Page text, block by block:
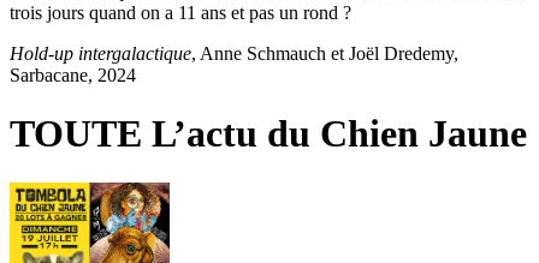
trois jours quand on a 11 ans et pas un rond ?
Hold-up intergalactique, Anne Schmauch et Joël Dredemy,
Sarbacane, 2024
TOUTE L’actu du Chien Jaune